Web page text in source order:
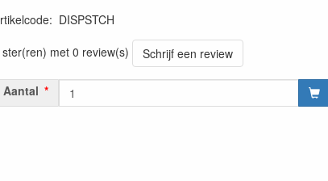
: DISPSTCH
met 0 review(s)
Schrijf een review
Aantal